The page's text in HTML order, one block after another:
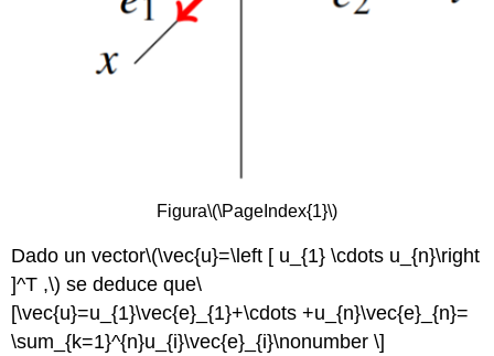
Figura\(\PageIndex{1}\)
Dado un vector\(\vec{u}=\left [ u_{1} \cdots u_{n}\right
]^T ,\) se deduce que\
[\vec{u}=u_{1}\vec{e}_{1}+\cdots +u_{n}\vec{e}_{n}=
\sum_{k=1}^{n}u_{i}\vec{e}_{i}\nonumber \]